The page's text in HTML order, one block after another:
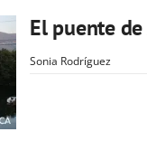
El puente de
Sonia Rodríguez